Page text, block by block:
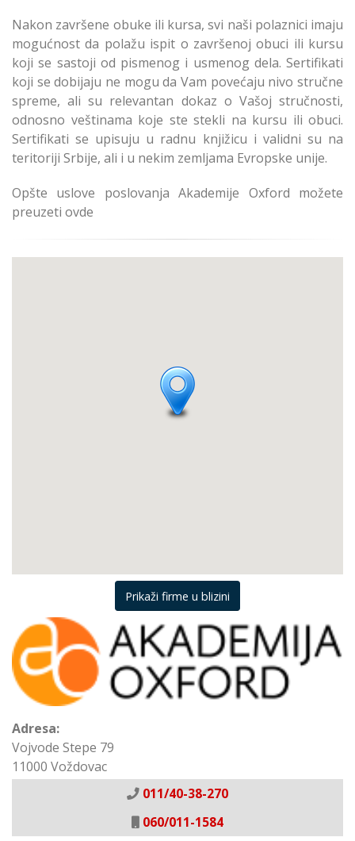
Nakon završene obuke ili kursa, svi naši polaznici imaju
mogućnost da polažu ispit o završenoj obuci ili kursu
koji se sastoji od pismenog i usmenog dela. Sertifikati
koji se dobijaju ne mogu da Vam povećaju nivo stručne
spreme, ali su relevantan dokaz o Vašoj stručnosti,
odnosno veštinama koje ste stekli na kursu ili obuci.
Sertifikati se upisuju u radnu knjižicu i validni su na
teritoriji Srbije, ali i u nekim zemljama Evropske unije.
Opšte uslove poslovanja Akademije Oxford možete
preuzeti ovde
Prikaži firme u blizini
Adresa:
Vojvode Stepe 79
11000 Voždovac
011/40-38-270
060/011-1584